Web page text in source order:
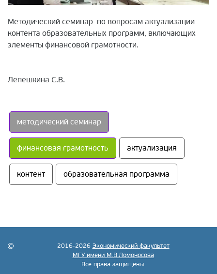
Методический семинар по вопросам актуализации
контента образовательных программ, включающих
элементы финансовой грамотности.
Лепешкина С.В.
методический семинар
финансовая грамотность актуализация
контент образовательная программа
2016-2026 Экономический факультет
МГУ имени М.В.Ломоносова
Все права защищены.